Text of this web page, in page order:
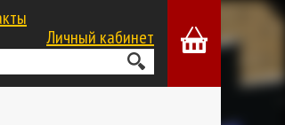
Личный кабинет